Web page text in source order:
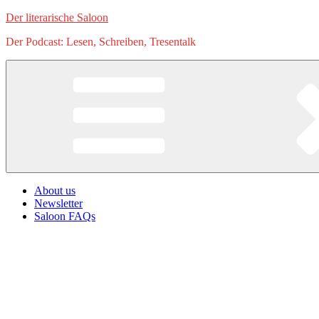
Zum
springen
Der literarische Saloon
Der Podcast: Lesen, Schreiben, Tresentalk
About us
Newsletter
Saloon FAQs